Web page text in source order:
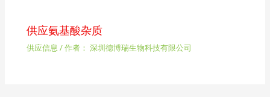
供应氨基酸杂质
供应信息 / 作者： 深圳德博瑞生物科技有限公司